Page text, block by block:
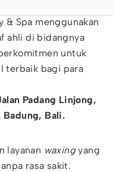
& Spa menggunakan
ahli di bidangnya
untuk
terbaik bagi para
Padang Linjong,
Badung, Bali.
layanan waxingyang
rasa sakit.